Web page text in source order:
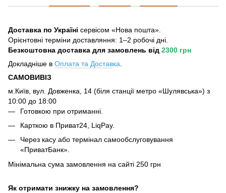
Доставка по Україні сервісом «Нова пошта».
Орієнтовні терміни доставляння: 1–2 робочі дні.
Безкоштовна доставка для замовлень від 2300 грн
Докладніше в Оплата та Доставка
САМОВИВІЗ
м.Київ, вул. Довженка, 14 (біля станції метро «Шулявська») з
10:00 до 18:00
Готовкою при отриманні.
Карткою в Приват24, LiqPay.
Через касу або термінал самообслуговування
«ПриватБанк».
Мінімальна сума замовлення на сайті 250 грн
Як отримати знижку на замовлення?